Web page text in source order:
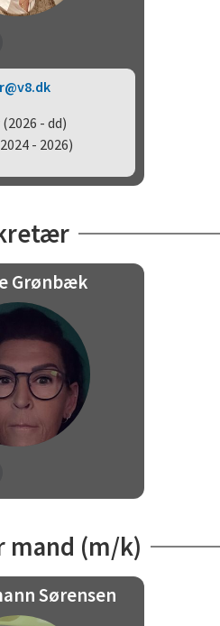
- dd)
- 2026)
Grønbæk
mand (m/k)
Sørensen